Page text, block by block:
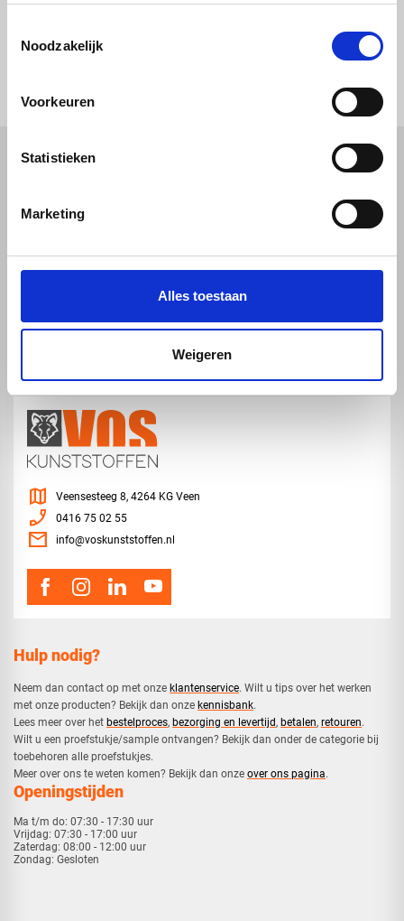
Noodzakelijk
Voorkeuren
Statistieken
Marketing
Alles toestaan
Weigeren
Constructieplaat - PP - Grijs RAL7032 -
€ 113,36
Plexiglas
Kunststof voorzetramen
Kunststof platen
HPL platen
Trespa
Sandwichpanelen
Akoestiche panelen
Hulp nodig?
Neem dan contact op met onze klantenservice. Wilt u tips over het werken
met onze producten? Bekijk dan onze kennisbank.
​Lees meer over het bestelproces, bezorging en levertijd, betalen, retouren.​
​Wilt u een proefstukje/sample ontvangen? Bekijk dan onder de categorie bij
toebehoren alle proefstukjes.
​​Meer over ons te weten komen? Bekijk dan onze over ons pagina.
Openingstijden
Ma t/m do: 07:30 - 17:30 uur
Vrijdag: 07:30 - 17:00 uur
Zaterdag: 08:00 - 12:00 uur
Zondag: Gesloten
map Veensesteeg 8, 4264 KG Veen
phone_enabled 0416 75 02 55
mail info@voskunststoffen.nl